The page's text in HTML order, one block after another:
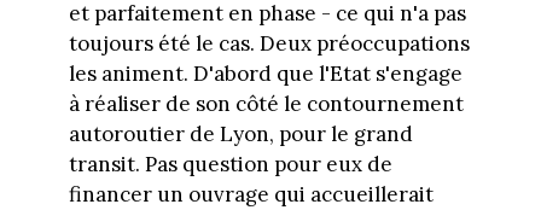
et parfaitement en phase - ce qui n'a pas
toujours été le cas. Deux préoccupations
les animent. D'abord que l'Etat s'engage
à réaliser de son côté le contournement
autoroutier de Lyon, pour le grand
transit. Pas question pour eux de
financer un ouvrage qui accueillerait